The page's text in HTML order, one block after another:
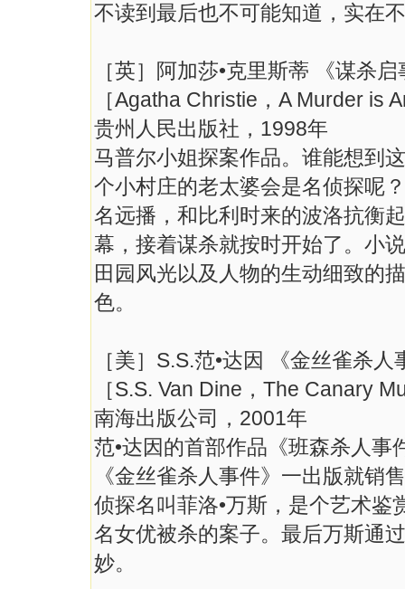
不读到最后也不可能知道，实在
［英］阿加莎•克里斯蒂 《谋杀启
［Agatha Christie，A Murder is
贵州人民出版社，1998年
马普尔小姐探案作品。谁能想到
个小村庄的老太婆会是名侦探呢
名远播，和比利时来的波洛抗衡
幕，接着谋杀就按时开始了。小
田园风光以及人物的生动细致的
色。
［美］S.S.范•达因 《金丝雀杀人
［S.S. Van Dine，The Canary
南海出版公司，2001年
范•达因的首部作品《班森杀人
《金丝雀杀人事件》一出版就销
侦探名叫菲洛•万斯，是个艺术
名女优被杀的案子。最后万斯通
妙。